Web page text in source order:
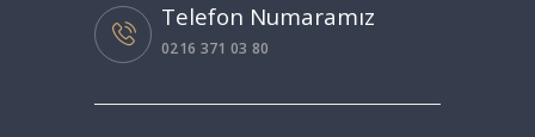
Telefon Numaramız
0216 371 03 80